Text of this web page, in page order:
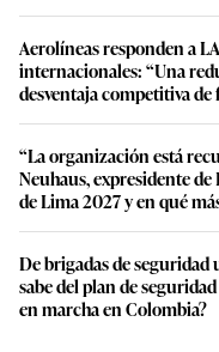
Aerolíneas responden a
internacionales: “Una
desventaja competitiva de
“La organización está
Neuhaus, expresidente
de Lima 2027 y en qué
De brigadas de seguridad
sabe del plan de
en marcha en Colombia?